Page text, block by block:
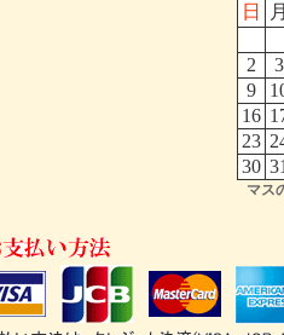
日
2
3
9
16
23
30
マス